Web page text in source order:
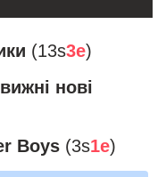
(13s3e)
нові
Boys (3s1e)